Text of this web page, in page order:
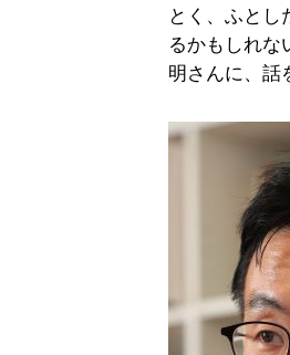
とく、ふとし
るかもしれな
明さんに、話